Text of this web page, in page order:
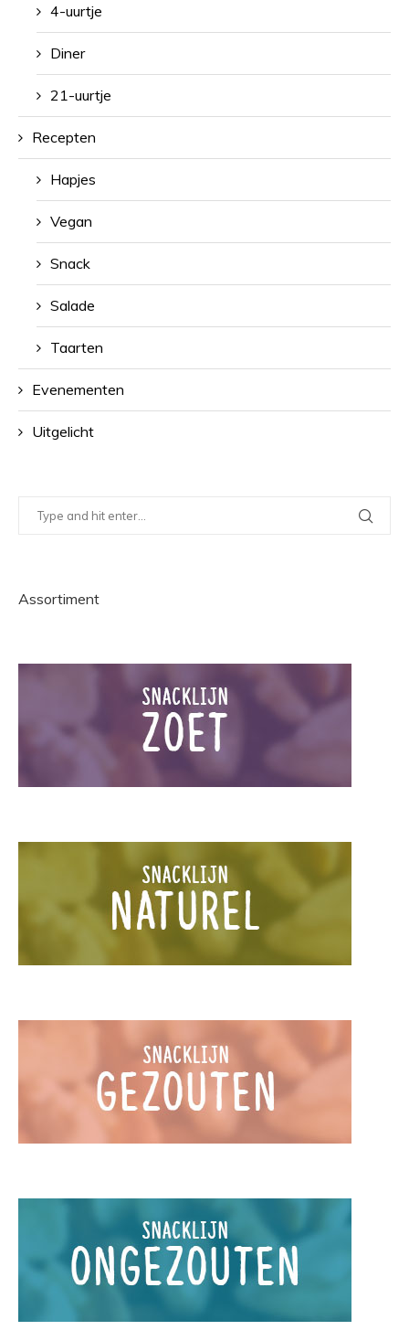
4-uurtje
Diner
21-uurtje
Recepten
Hapjes
Vegan
Snack
Salade
Taarten
Evenementen
Uitgelicht
Assortiment